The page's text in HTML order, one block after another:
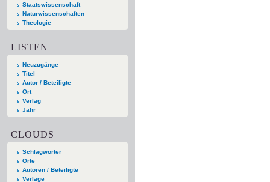
Staatswissenschaft
Naturwissenschaften
Theologie
LISTEN
Neuzugänge
Titel
Autor / Beteiligte
Ort
Verlag
Jahr
CLOUDS
Schlagwörter
Orte
Autoren / Beteiligte
Verlage